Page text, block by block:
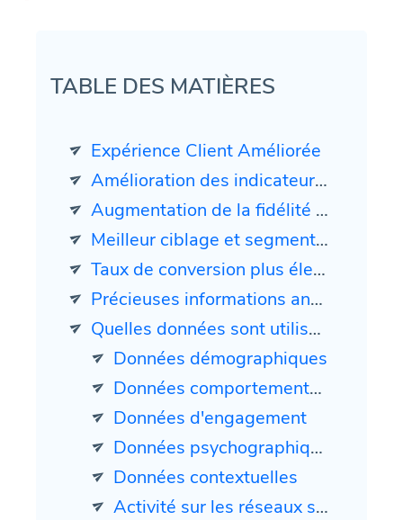
TABLE DES MATIÈRES
Expérience Client Améliorée
Amélioration des indicateurs d'engagement
Augmentation de la fidélité des clients
Meilleur ciblage et segmentation
Taux de conversion plus élevés
Précieuses informations analytiques
Quelles données sont utilisées pour l'hyper-personnalisation dans le marketing par e-mail
Données démographiques
Données comportementales
Données d'engagement
Données psychographiques
Données contextuelles
Activité sur les réseaux sociaux